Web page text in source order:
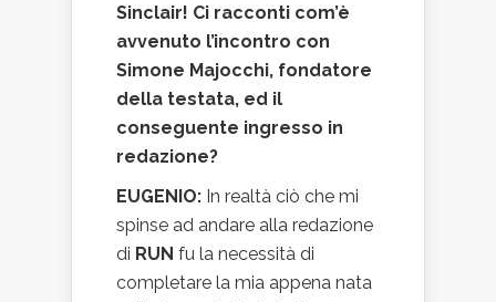
Sinclair! Ci racconti com’è
avvenuto l’incontro con
Simone Majocchi, fondatore
della testata, ed il
conseguente ingresso in
redazione?
EUGENIO: In realtà ciò che mi
spinse ad andare alla redazione
di RUN fu la necessità di
completare la mia appena nata